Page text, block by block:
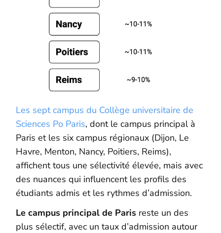
Les sept campus du Collège universitaire de
Sciences Po Paris, dont le campus principal à
Paris et les six campus régionaux (Dijon, Le
Havre, Menton, Nancy, Poitiers, Reims),
affichent tous une sélectivité élevée, mais avec
des nuances qui influencent les profils des
étudiants admis et les rythmes d’admission.
Le campus principal de Paris reste un des
plus sélectif, avec un taux d’admission autour